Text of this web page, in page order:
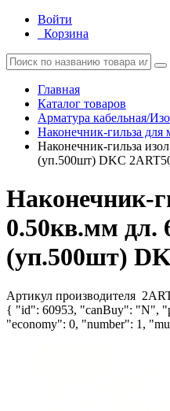
Войти
Корзина
Главная
Каталог товаров
Арматура кабельная/
Наконечник-гильза
Наконечник-гильза
(уп.500шт) DKC
Наконечник-
0.50кв.мм дл.
(уп.500шт)
Артикул производителя
{ "id": 60953, "canBuy": "N",
"economy": 0, "number": 1,